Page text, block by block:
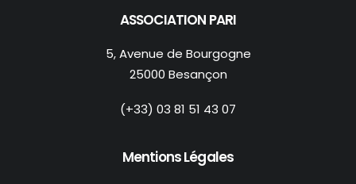
ASSOCIATION PARI
5, Avenue de Bourgogne
25000 Besançon
(+33) 03 81 51 43 07
Mentions Légales